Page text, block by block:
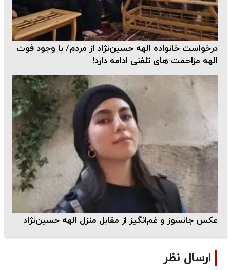
درخواست خانواده الهه حسین‌نژاد از مردم/ با وجود فوت
الهه مزاحمت های تلفنی ادامه دارد!
عکس جانسوز و غم‌انگیز از مقابل منزل الهه حسین‌نژاد
ارسال نظر